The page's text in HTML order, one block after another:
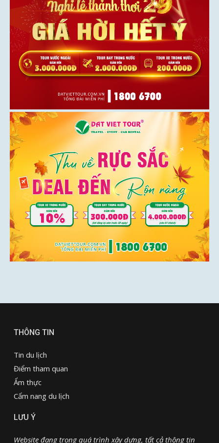
THÔNG TIN
Tin du lịch
Điểm tham quan
Ẩm thực
Cẩm nang du lịch
LƯU Ý
Website đang trong quá trình xây dựng, tất cả thông tin